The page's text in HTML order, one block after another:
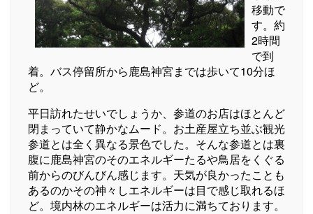
移動で
す。約
2時間
で到
着。バス停留所から鹿島神宮までは歩いて10分ほ
ど。
平日訪れたせいでしょうか、参道のお店はほとんど
閉まっていて静かなムード。お土産屋立ち並ぶ観光
参道とは全く異なる景色でした。そんな参道とは裏
腹に鹿島神宮のそのエネルギーたるや鳥居をくぐる
前からのびんびん感じます。天気が良かったことも
あるのかその神々しエネルギーは目で感じ取れるほ
ど。境内林のエネルギーは活力に満ちております。